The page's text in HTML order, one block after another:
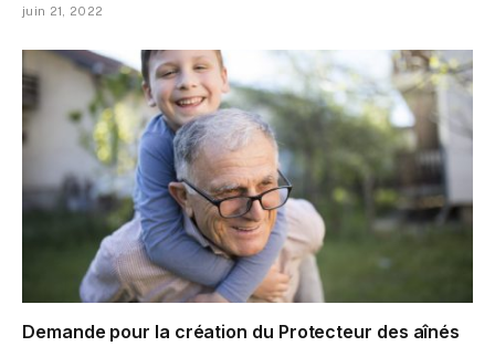
juin 21, 2022
Demande pour la création du Protecteur des aînés